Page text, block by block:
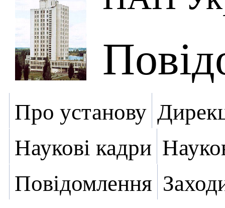
Про установу
Наукові кадри
Повідомлення